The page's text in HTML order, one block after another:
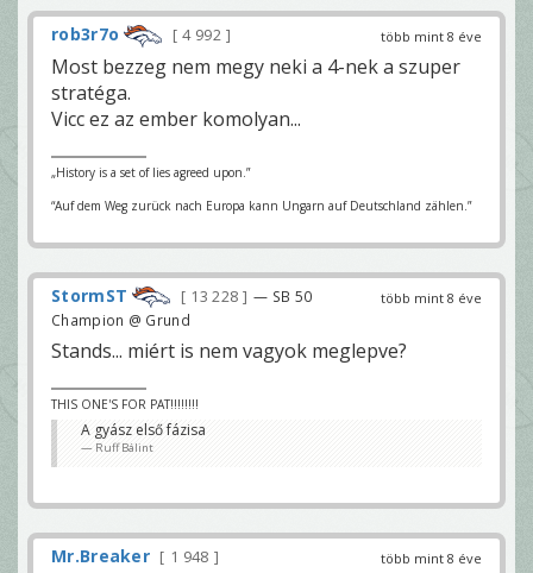
több mint 8 éve
rob3r7o 4 992
Most bezzeg nem megy neki a 4-nek a szuper
stratéga.
Vicc ez az ember komolyan...
„History is a set of lies agreed upon.”
“Auf dem Weg zurück nach Europa kann Ungarn auf Deutschland zählen.”
több mint 8 éve
StormST 13 228
— SB 50
Champion @ Grund
Stands... miért is nem vagyok meglepve?
THIS ONE'S FOR PAT!!!!!!!!
A gyász első fázisa
Ruff Bálint
több mint 8 éve
Mr.Breaker 1 948